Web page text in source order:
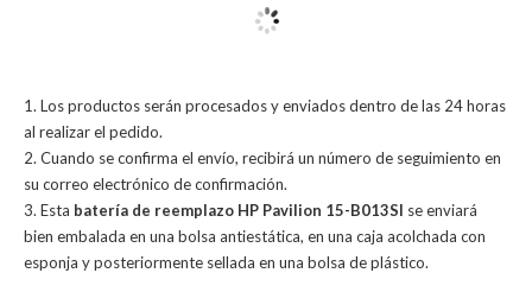
Los productos serán procesados y enviados dentro de las 24 horas
al realizar el pedido.
Cuando se confirma el envío, recibirá un número de seguimiento en
su correo electrónico de confirmación.
Esta batería de reemplazo HP Pavilion 15-B013SI se enviará
bien embalada en una bolsa antiestática, en una caja acolchada con
esponja y posteriormente sellada en una bolsa de plástico.